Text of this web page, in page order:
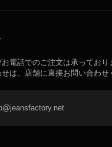
電話でのご注文は承っており
は、店舗に直接お問い合わせ